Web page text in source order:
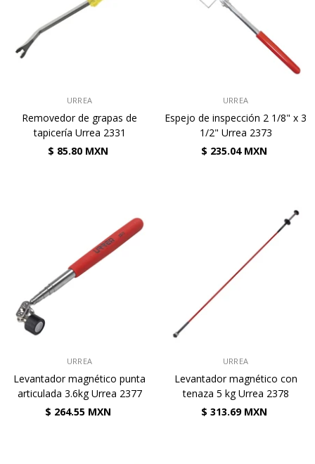
URREA
Removedor de grapas de
tapicería Urrea 2331
$ 85.80 MXN
URREA
Espejo de inspección 2 1/8" x 3
1/2" Urrea 2373
$ 235.04 MXN
URREA
Levantador magnético punta
articulada 3.6kg Urrea 2377
$ 264.55 MXN
URREA
Levantador magnético con
tenaza 5 kg Urrea 2378
$ 313.69 MXN